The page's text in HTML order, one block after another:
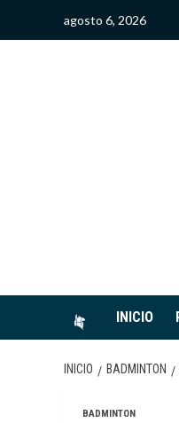
agosto 6, 2026
INICIO
INICIO BADMINTON
BADMINTON